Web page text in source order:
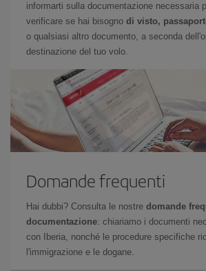
informarti sulla documentazione necessaria
verificare se hai bisogno di visto,
o qualsiasi altro documento, a seconda
destinazione del tuo volo.
Domande frequenti
Hai dubbi? Consulta le nostre domande
documentazione: chiariamo i documenti
con Iberia, nonché le procedure specifiche
l'immigrazione e le dogane.